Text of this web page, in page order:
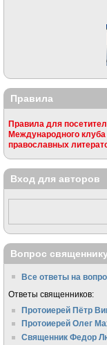
Правила
Правила для
Международного клуба
православных
Вход для авторов
Вопрос
Все ответы на
Ответы священников:
Протоиерей Пётр
Протоиерей Олег
Священник Федор